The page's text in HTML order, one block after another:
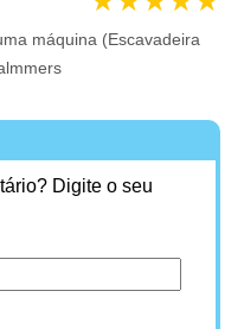
máquina (Escavadeira
Digite o seu